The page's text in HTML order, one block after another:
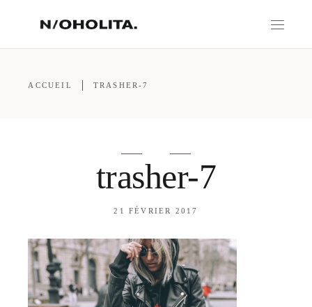
ACCUEIL TRASHER-7
trasher-7
21 FÉVRIER 2017